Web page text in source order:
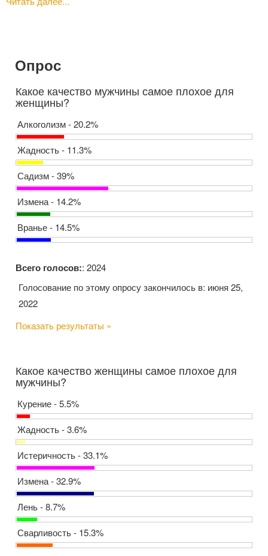
Опрос
Какое качество мужчины самое плохое для
женщины?
Алкоголизм - 20.2%
Жадность - 11.3%
Садизм - 39%
Измена - 14.2%
Вранье - 14.5%
Всего голосов:: 2024
Голосование по этому опросу закончилось в: июня 25,
2022
Показать результаты »
Какое качество женщины самое плохое для
мужчины?
Курение - 5.5%
Жадность - 3.6%
Истеричность - 33.1%
Измена - 32.9%
Лень - 8.7%
Сварливость - 15.3%